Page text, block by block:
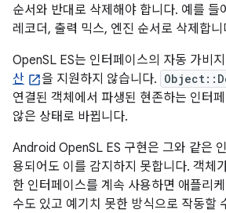
순서와 반대로 삭제해야 합니다. 예를 들
레코더, 출력 믹스, 엔진 순서로 삭제합니
OpenSL ES는 인터페이스의 자동 가비
산
을 지원하지 않습니다.
연결된 객체에서 파생된 현존하는 인터
않은 상태로 바뀝니다.
Android OpenSL ES 구현은 그와 같은
용되어도 이를 감지하지 못합니다. 객체
한 인터페이스를 계속 사용하면 애플리
수도 있고 예기치 못한 방식으로 작동할